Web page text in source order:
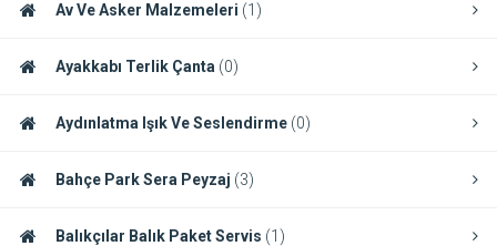
Av Ve Asker Malzemeleri (1)
Ayakkabı Terlik Çanta (0)
Aydınlatma Işık Ve Seslendirme (0)
Bahçe Park Sera Peyzaj (3)
Balıkçılar Balık Paket Servis (1)